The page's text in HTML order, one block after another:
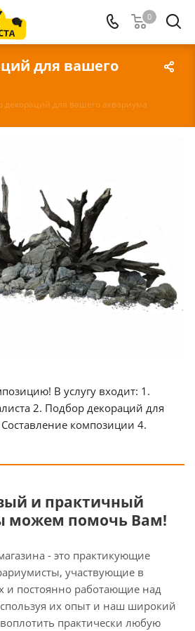
0
для вашего
декораций для вашего аквариума
В услугу входит: 1.
2. Подбор декораций для
композиции 4.
и практичный
можем помочь Вам!
- это практикующие
участвующие в
и постоянно работающие над
их опыт и наш широкий
воплотить практически любую